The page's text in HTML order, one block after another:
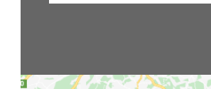
Praha 7
9-14 hodin týdně